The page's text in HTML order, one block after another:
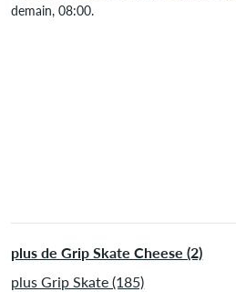
demain, 08:00.
plus de Grip Skate Cheese (2)
plus Grip Skate (185)